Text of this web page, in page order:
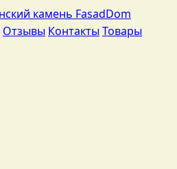
FasadDom
Отзывы Контакты Товары